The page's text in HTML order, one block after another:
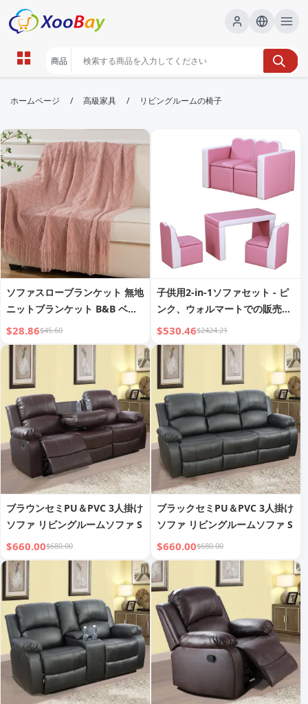
リビングルームの椅子 | XOOBAY
リビングチェア, 椅子, 家具, wholesale リビングルー
ムの椅子, XOOBAY
快適なリビング用椅子を選ぶコツとポイント
ホームページ / 高級家具 / リビングルームの椅子
ソファスローブランケット 無地
ニットブランケット B&B ベッ
ドテールブランケット
$28.86$45.60
子供用2-in-1ソファセット - ピ
ンク、ウォルマートでの販売は
禁止されており、週末の発送は
ありません
$530.46$2424.21
ブラウンセミPU＆PVC 3人掛け
ソファ リビングルームソファ S
$660.00$680.00
ブラックセミPU＆PVC 3人掛け
ソファ リビングルームソファ S
$660.00$680.00